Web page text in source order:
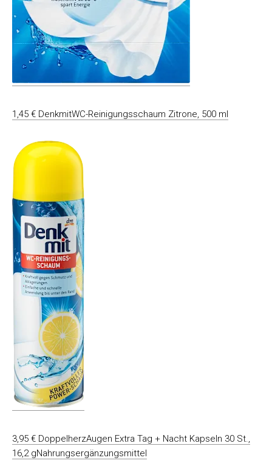
1,45 € DenkmitWC-Reinigungsschaum Zitrone, 500 ml
3,95 € DoppelherzAugen Extra Tag + Nacht Kapseln 30 St.,
16,2 gNahrungsergänzungsmittel